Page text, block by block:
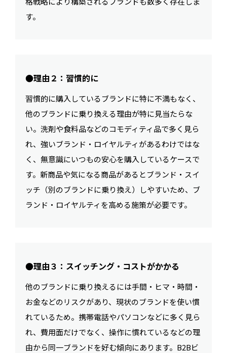
す。
●理由２：習慣的に
習慣的に購入しているブランドに特に不満もなく、
他のブランドに乗り換える理由が特に見当たらな
い。洗剤や食料品などのコモディティ品で多く見ら
れ、強いブランド・ロイヤルティがあるわけではな
く、無意識にいつもの安心を購入しているケースで
す。新商品や気になる商品があるとブランド・スイ
ッチ（別のブランドに乗り換え）しやすいため、ブ
ランド・ロイヤルティを高める施策が必要です。
●理由３：スイッチング・コストがかかる
他のブランドに乗り換えるには手間・ヒマ・時間・
お金などのリスクがあり、現状のブランドを使い慣
れているため。携帯電話やパソコンなどに多く見ら
れ、費用面だけでなく、操作に慣れているなどの理
由から同一ブランドを好む傾向にあります。B2Bビ